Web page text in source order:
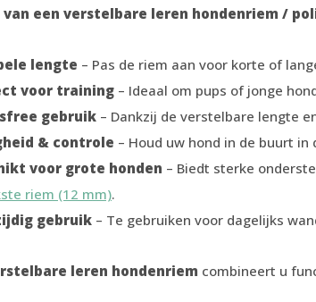
van een verstelbare leren hondenriem /
lengte – Pas de riem aan voor korte of
voor training – Ideaal om pups of jonge
gebruik – Dankzij de verstelbare lengte
& controle – Houd uw hond in de buurt
voor grote honden – Biedt sterke
riem (12 mm).
gebruik – Te gebruiken voor dagelijks
leren hondenriem combineert u